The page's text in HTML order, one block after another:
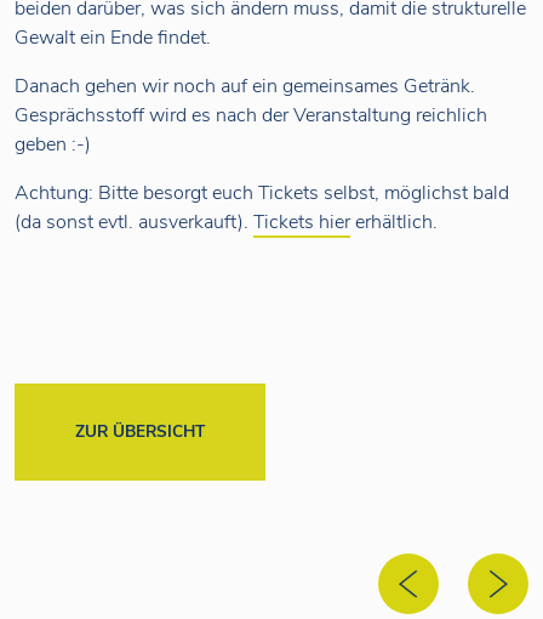
beiden darüber, was sich ändern muss, damit die strukturelle
Gewalt ein Ende findet.
Danach gehen wir noch auf ein gemeinsames Getränk.
Gesprächsstoff wird es nach der Veranstaltung reichlich
geben :-)
Achtung: Bitte besorgt euch Tickets selbst, möglichst bald
(da sonst evtl. ausverkauft). Tickets hiererhältlich.
ZUR ÜBERSICHT